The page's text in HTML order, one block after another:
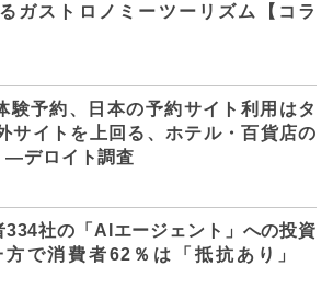
ガストロノミーツーリズム【コラ
験予約、日本の予約サイト利用はタ
サイトを上回る、ホテル・百貨店の
デロイト調査
334社の「AIエージェント」への投資
方で消費者62％は「抵抗あり」